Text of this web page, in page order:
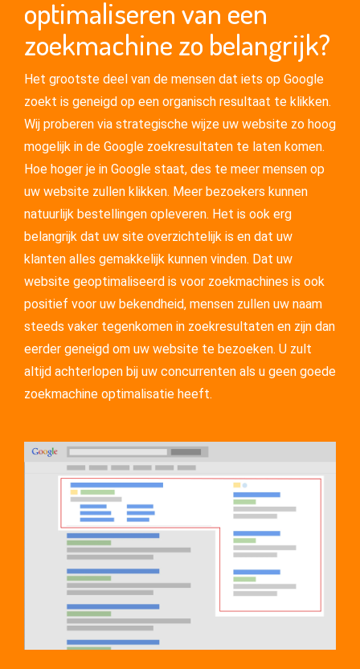
optimaliseren van een
zoekmachine zo belangrijk?
Het grootste deel van de mensen dat iets op Google
zoekt is geneigd op een organisch resultaat te klikken.
Wij proberen via strategische wijze uw website zo hoog
mogelijk in de Google zoekresultaten te laten komen.
Hoe hoger je in Google staat, des te meer mensen op
uw website zullen klikken. Meer bezoekers kunnen
natuurlijk bestellingen opleveren. Het is ook erg
belangrijk dat uw site overzichtelijk is en dat uw
klanten alles gemakkelijk kunnen vinden. Dat uw
website geoptimaliseerd is voor zoekmachines is ook
positief voor uw bekendheid, mensen zullen uw naam
steeds vaker tegenkomen in zoekresultaten en zijn dan
eerder geneigd om uw website te bezoeken. U zult
altijd achterlopen bij uw concurrenten als u geen goede
zoekmachine optimalisatie heeft.